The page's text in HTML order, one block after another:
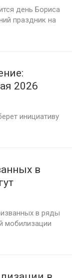
день Бориса
праздник на
2026
военная
инициативу
в
новости
в ряды
мобилизации